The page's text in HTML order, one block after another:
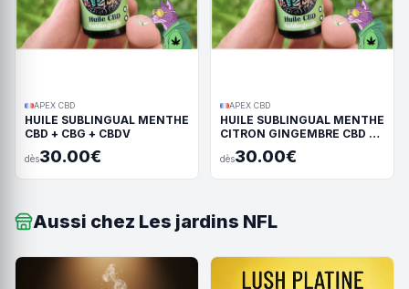
APEX CBD
HUILE SUBLINGUAL MENTHE
CBD + CBG + CBDV
dès30.00€
APEX CBD
HUILE SUBLINGUAL MENTHE
CITRON GINGEMBRE CBD +
CBG + CBDV
dès30.00€
Aussi chez Les jardins NFL